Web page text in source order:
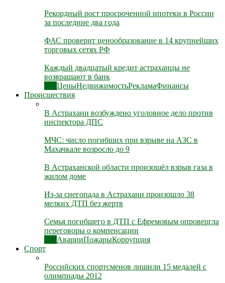
Рекордный рост просроченной ипотеки в России
за последние два года
ФАС проверит ценообразование в 14 крупнейших
торговых сетях РФ
Каждый двадцатый кредит астраханцы не
возвращают в банк
ЦеныНедвижимостьРекламаФинансы
Происшествия
В Астрахани возбуждено уголовное дело против
инспектора ДПС
МЧС: число погибших при взрыве на АЗС в
Махачкале возросло до 9
В Астраханской области произошёл взрыв газа в
жилом доме
Из-за снегопада в Астрахани произошло 38
мелких ДТП без жертв
Семья погибшего в ДТП с Ефремовым опровергла
переговоры о компенсации
АварииПожарыКоррупция
Спорт
Российских спортсменов лишили 15 медалей с
олимпиады 2012